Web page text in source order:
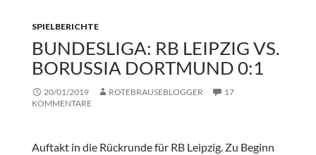
SPIELBERICHTE
BUNDESLIGA: RB LEIPZIG VS.
BORUSSIA DORTMUND 0:1
20/01/2019 ROTEBRAUSEBLOGGER
17
KOMMENTARE
Auftakt in die Rückrunde für RB Leipzig. Zu Beginn